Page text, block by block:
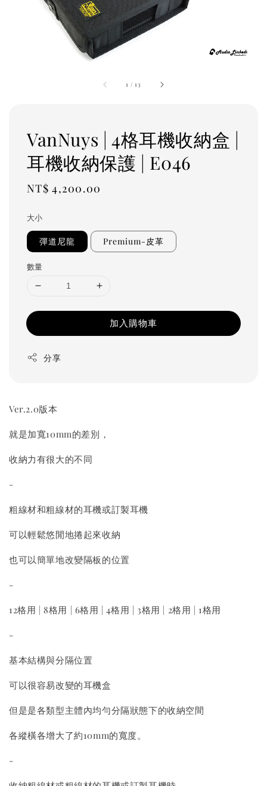
1 /13
VanNuys | 4格耳機收納盒 |
耳機收納保護 | E046
Regular
NT$ 4,200.00
大小
彈道尼龍 Premium-皮革
數量
加入購物車
分享
Ver.2.0版本
就是加寬10mm的差別，
收納力有很大的不同
-
粗線材和粗線材的耳機或訂製耳機
可以輕鬆悠閒地捲起來收納
也可以簡單地改變隔板的位置
-
12格用 | 8格用 | 6格用 | 4格用 | 3格用 | 2格用 | 1格用
-
基本結構與分隔位置
可以很容易改變的耳機盒
但是是各類型主體內均勻分隔狀態下的收納空間
各縱橫各增大了約10mm的寬度。
-